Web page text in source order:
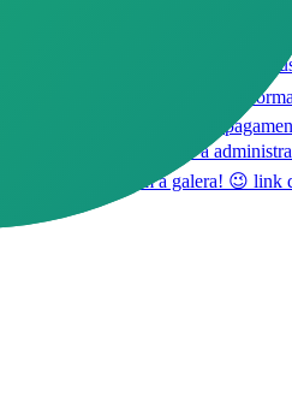
💸 Cupons de desconto
no privado. 🚫
ou qualquer tipo de
de dúvida, consulte a
achadinhos com a galera! 😉 link